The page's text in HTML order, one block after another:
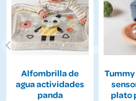
Alfombrilla de
agua actividades
panda
plato